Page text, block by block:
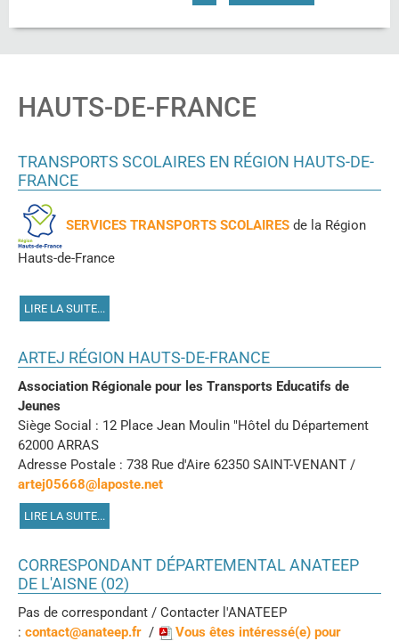
HAUTS-DE-FRANCE
TRANSPORTS SCOLAIRES EN RÉGION HAUTS-DE-
FRANCE
SERVICES TRANSPORTS SCOLAIRES de la Région
Hauts-de-France
LIRE LA SUITE...
ARTEJ RÉGION HAUTS-DE-FRANCE
Association Régionale pour les Transports Educatifs de
Jeunes
Siège Social : 12 Place Jean Moulin "Hôtel du Département
62000 ARRAS
Adresse Postale : 738 Rue d'Aire 62350 SAINT-VENANT /
artej05668@laposte.net
LIRE LA SUITE...
CORRESPONDANT DÉPARTEMENTAL ANATEEP
DE L'AISNE (02)
Pas de correspondant / Contacter l'ANATEEP
: contact@anateep.fr /
Vous êtes intéressé(e) pour